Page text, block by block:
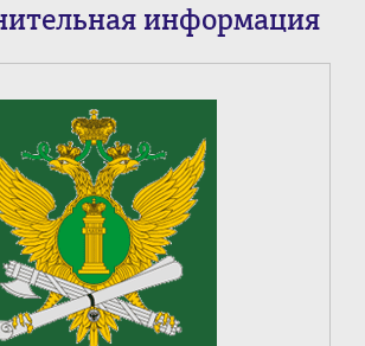
информация